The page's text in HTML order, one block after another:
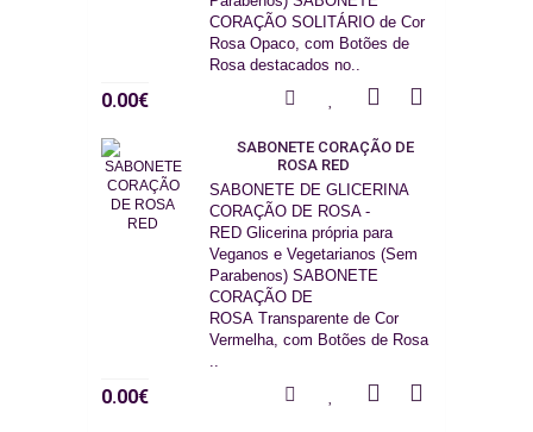
CORAÇÃO SOLITÁRIO de Cor
Rosa Opaco, com Botões de
Rosa destacados no..
0.00€
SABONETE CORAÇÃO DE
ROSA RED
SABONETE DE GLICERINA
CORAÇÃO DE ROSA -
RED Glicerina própria para
Veganos e Vegetarianos (Sem
Parabenos) SABONETE
CORAÇÃO DE
ROSA Transparente de Cor
Vermelha, com Botões de Rosa
0.00€